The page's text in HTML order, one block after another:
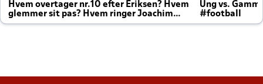
Hvem overtager nr.10 efter Eriksen? Hvem
glemmer sit pas? Hvem ringer Joachim
altid til efter kampe?
Ung vs.
#football